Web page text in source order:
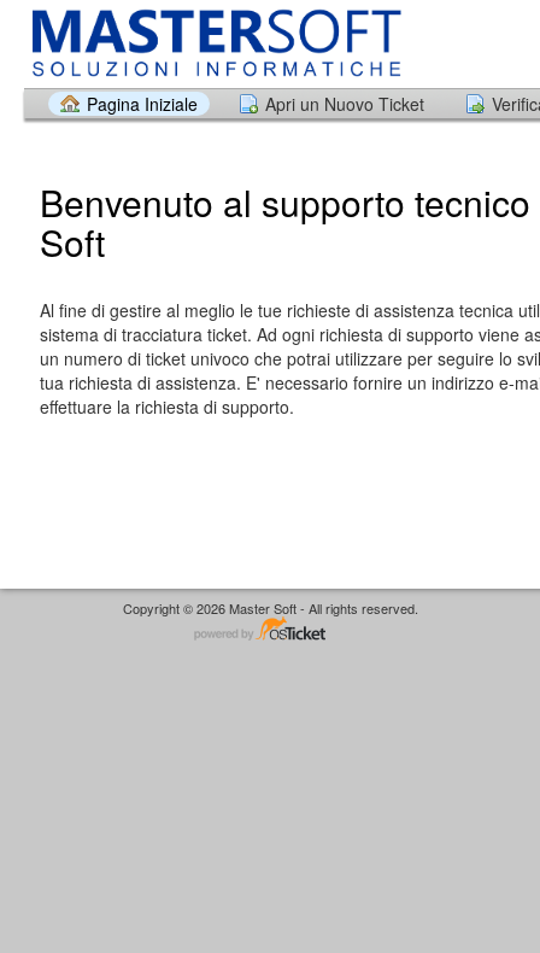
Pagina Iniziale Apri un Nuovo Ticket
Benvenuto al supporto
Soft
Al fine di gestire al meglio le tue richieste di assistenza tecnica
sistema di tracciatura ticket. Ad ogni richiesta di supporto viene
un numero di ticket univoco che potrai utilizzare per seguire lo
tua richiesta di assistenza. E' necessario fornire un indirizzo e-
effettuare la richiesta di supporto.
Copyright © 2026 Master Soft - All rights reserved.